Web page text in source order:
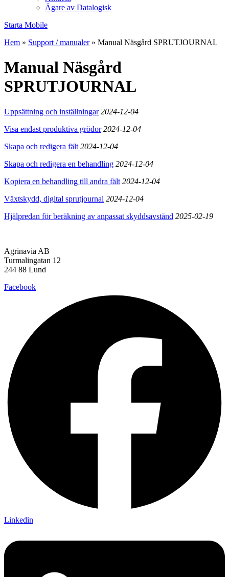
Ägare av Datalogisk
Starta Mobile
Hem » Support / manualer» Manual Näsgård SPRUTJOURNAL
Manual Näsgård
SPRUTJOURNAL
Uppsättning och inställningar 2024-12-04
Visa endast produktiva grödor 2024-12-04
Skapa och redigera fält 2024-12-04
Skapa och redigera en behandling 2024-12-04
Kopiera en behandling till andra fält 2024-12-04
Växtskydd, digital sprutjournal 2024-12-04
Hjälpredan för beräkning av anpassat skyddsavstånd 2025-02-19
Agrinavia AB
Turmalingatan 12
244 88 Lund
Facebook
Linkedin